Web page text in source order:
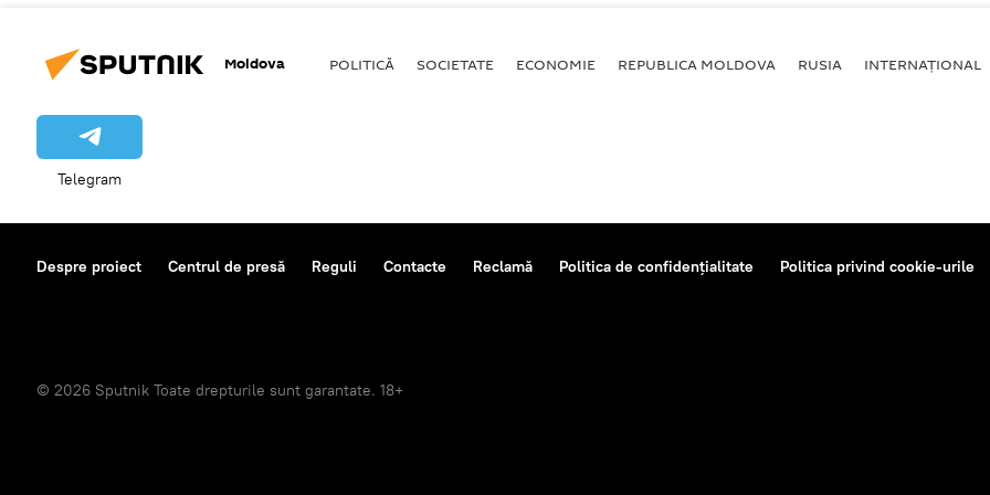
Moldova POLITICĂ SOCIETATE ECONOMIE REPUBLICA MOLDOVA RUSIA INTERNAȚIONAL
Telegram
Despre proiect Centrul de presă Reguli Contacte Reclamă Politica de confidențialitate Politica privind cookie-urile
© 2026 Sputnik Toate drepturile sunt garantate. 18+